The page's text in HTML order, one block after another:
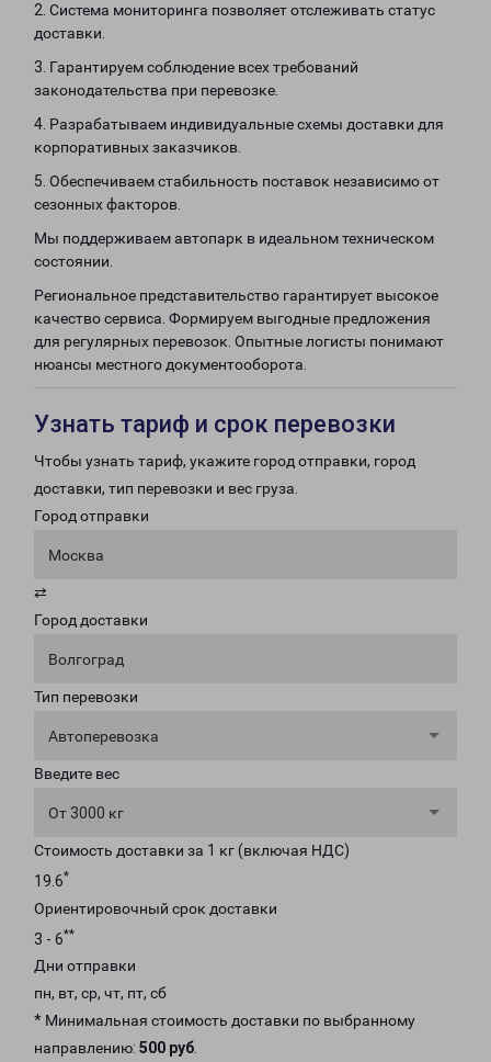
2. Система мониторинга позволяет отслеживать статус
доставки.
3. Гарантируем соблюдение всех требований
законодательства при перевозке.
4. Разрабатываем индивидуальные схемы доставки для
корпоративных заказчиков.
5. Обеспечиваем стабильность поставок независимо от
сезонных факторов.
Мы поддерживаем автопарк в идеальном техническом
состоянии.
Региональное представительство гарантирует высокое
качество сервиса. Формируем выгодные предложения
для регулярных перевозок. Опытные логисты понимают
нюансы местного документооборота.
Узнать тариф и срок перевозки
Чтобы узнать тариф, укажите город отправки, город
доставки, тип перевозки и вес груза.
Город отправки
Москва
⇄
Город доставки
Волгоград
Тип перевозки
Автоперевозка
Введите вес
От 3000 кг
Стоимость доставки за 1 кг (включая НДС)
19.6*
Ориентировочный срок доставки
3 - 6**
Дни отправки
пн, вт, ср, чт, пт, сб
* Минимальная стоимость доставки по выбранному
направлению: 500 руб.